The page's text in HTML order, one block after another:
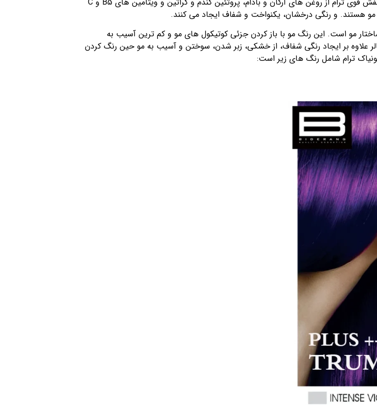
هستند. و رنگی درخشان، یکنواخت و شفاف ایجاد می کنند.
مو است. این رنگ مو با باز کردن جزئی کوتیکول های مو و کم ترین آسیب به
علاوه بر ایجاد رنگی شفاف، از خشکی، زبر شدن، سوختن و آسیب به مو حین رنگ کردن